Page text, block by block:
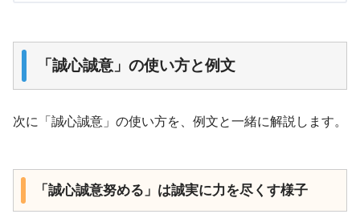
「誠心誠意」の使い方と例文
次に「誠心誠意」の使い方を、例文と一緒に解説します。
「誠心誠意努める」は誠実に力を尽くす様子